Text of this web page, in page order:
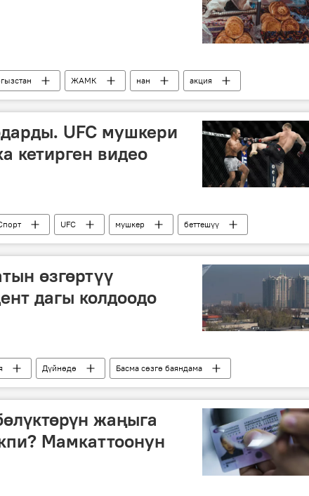
ЖАМК нан
акция
UFC мушкери
кетирген видео
UFC мушкер
беттешүү
өзгөртүү
дагы колдоодо
Дүйнөдө
Басма сөзгө баяндама
сунуш шаар
жаңыга
Мамкаттоонун